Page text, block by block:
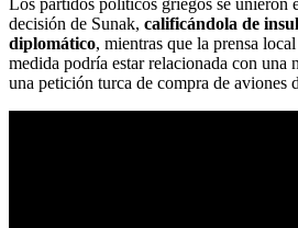
Los partidos políticos griegos se unieron
decisión de Sunak, calificándola de
diplomático, mientras que la prensa
medida podría estar relacionada con una
una petición turca de compra de aviones
La disputa greco-británica sobre los
vieja herida abierta en las relaciones
En 1801-1804, cuando Grecia estaba
Otomano, Lord Elgin, embajador del
ordenó a sus agentes que retiraran